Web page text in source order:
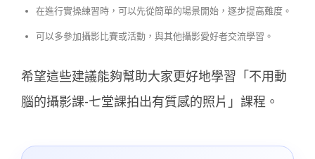
在進行實操練習時，可以先從簡單的場景開始，逐步提高難度。
可以多參加攝影比賽或活動，與其他攝影愛好者交流學習。
希望這些建議能夠幫助大家更好地學習「不用動
腦的攝影課-七堂課拍出有質感的照片」課程。